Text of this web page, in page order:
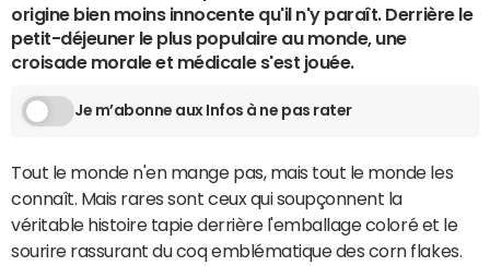
origine bien moins innocente qu'il n'y paraît. Derrière le
petit-déjeuner le plus populaire au monde, une
croisade morale et médicale s'est jouée.
Je m’abonne aux Infos à ne pas rater
Tout le monde n'en mange pas, mais tout le monde les
connaît. Mais rares sont ceux qui soupçonnent la
véritable histoire tapie derrière l'emballage coloré et le
sourire rassurant du coq emblématique des corn flakes.